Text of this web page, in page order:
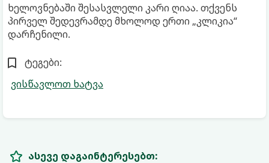
ხელოვნებაში შესასვლელი კარი ღიაა. თქვენს
პირველ შედევრამდე მხოლოდ ერთი „კლიკია“
დარჩენილი.
ტეგები:
ვისწავლოთ ხატვა
ასევე დაგაინტერესებთ: